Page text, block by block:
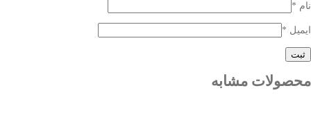
نام *
ایمیل *
محصولات مشابه